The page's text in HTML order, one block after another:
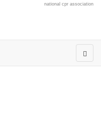
national cpr association